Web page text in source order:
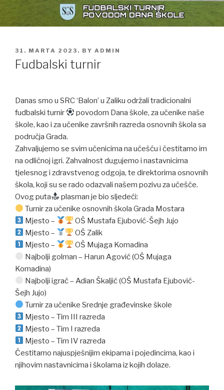
POSTED
ON
31. MARTA 2023. BY ADMIN
Fudbalski turnir
Danas smo u SRC ‘Balon’ u Zaliku održali tradicionalni
fudbalski turnir
povodom Dana škole, za učenike naše
škole, kao i za učenike završnih razreda osnovnih škola sa
područja Grada.
Zahvaljujemo se svim učenicima na učešću i čestitamo im
na odličnoj igri. Zahvalnost dugujemo i nastavnicima
tjelesnog i zdravstvenog odgoja, te direktorima osnovnih
škola, koji su se rado odazvali našem pozivu za učešće.
Ovog puta
plasman je bio sljedeći:
Turnir za učenike osnovnih škola Grada Mostara
Mjesto –
OŠ Mustafa Ejubović-Šejh Jujo
Mjesto –
OŠ Zalik
Mjesto –
OŠ Mujaga Komadina
Najbolji golman – Harun Agović (OŠ Mujaga
Komadina)
Najbolji igrač – Adian Škaljić (OŠ Mustafa Ejubović-
Šejh Jujo)
Turnir za učenike Srednje građevinske škole
Mjesto – Tim III razreda
Mjesto – Tim I razreda
Mjesto – Tim IV razreda
Čestitamo najuspješnijim ekipama i pojedincima, kao i
njihovim nastavnicima i školama iz kojih dolaze.